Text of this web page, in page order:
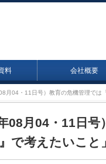
料 会社概要
月04・11日号）教育の危機管理では
08月04・11日号
で考えたいこと